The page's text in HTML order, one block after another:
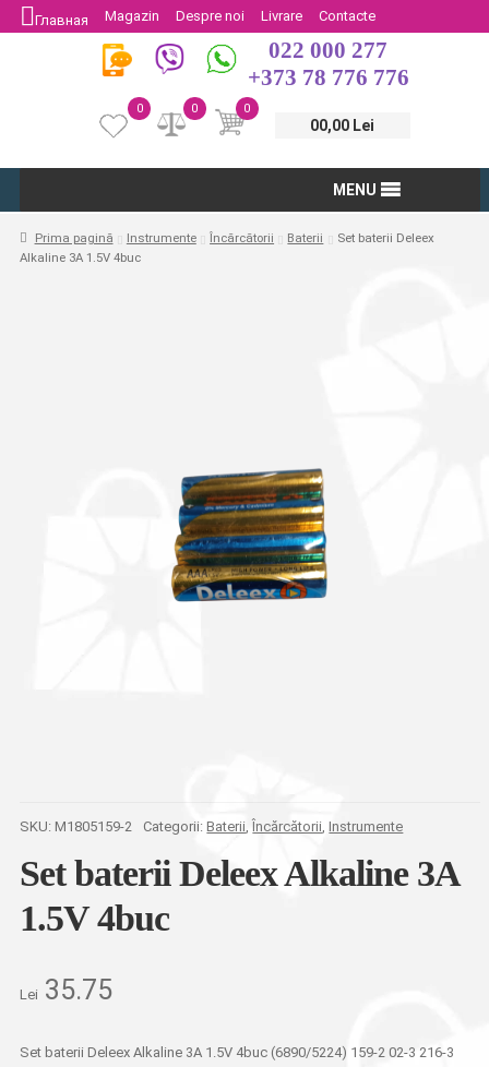
Главная Magazin Despre noi Livrare
Contacte
Protectia Consumatorului
Întoarcere
022 000 277
+373 78 776 776
0
00,00 Lei
0
0
MENU
Prima pagină Instrumente Încărcătorii Baterii
Set baterii Deleex
Alkaline 3A 1.5V 4buc
SKU: M1805159-2 Categorii:Baterii, Încărcătorii,Instrumente
Set baterii Deleex Alkaline 3A
1.5V 4buc
Lei 35.75
Set baterii Deleex Alkaline 3A 1.5V 4buc (6890/5224) 159-2 02-3 216-3